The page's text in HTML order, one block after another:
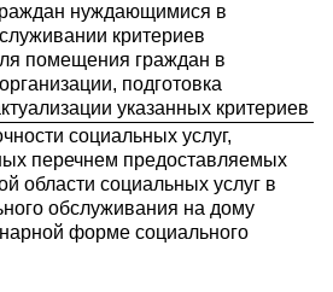
нуждающимися в
критериев
помещения граждан в
подготовка
указанных критериев
социальных услуг,
перечнем предоставляемых
области социальных услуг в
обслуживания на дому
форме социального